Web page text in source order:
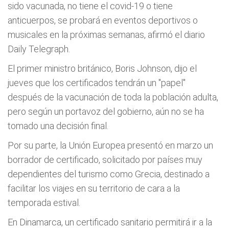
sido vacunada, no tiene el covid-19 o tiene
anticuerpos, se probará en eventos deportivos o
musicales en la próximas semanas, afirmó el diario
Daily Telegraph.
El primer ministro británico, Boris Johnson, dijo el
jueves que los certificados tendrán un "papel"
después de la vacunación de toda la población adulta,
pero según un portavoz del gobierno, aún no se ha
tomado una decisión final.
Por su parte, la Unión Europea presentó en marzo un
borrador de certificado, solicitado por países muy
dependientes del turismo como Grecia, destinado a
facilitar los viajes en su territorio de cara a la
temporada estival.
En Dinamarca, un certificado sanitario permitirá ir a la